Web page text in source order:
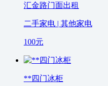
汇金路门面出租
二手家电 | 其他家电
100元
**四门冰柜